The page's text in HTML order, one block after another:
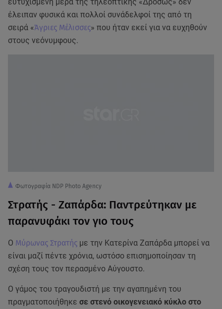
έλειπαν φυσικά και πολλοί συνάδελφοί της από τη
σειρά «Άγριες Μέλισσες» που ήταν εκεί για να ευχηθούν
στους νεόνυμφους.
Φωτογραφία NDP Photo Agency
Στρατής - Ζαπάρδα: Παντρεύτηκαν με
παρανυφάκι τον γιο τους
Ο Μύρωνας Στρατής με την Κατερίνα Ζαπάρδα μπορεί να
είναι μαζί πέντε χρόνια, ωστόσο επισημοποίησαν τη
σχέση τους τον περασμένο Αύγουστο.
Ο γάμος του τραγουδιστή με την αγαπημένη του
πραγματοποιήθηκε σε στενό οικογενειακό κύκλο στο